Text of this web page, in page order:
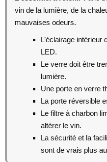
vin de la lumière, de la
mauvaises odeurs.
L’éclairage intérieur
LED.
Le verre doit être
lumière.
Une porte en verre
La porte réversible
Le filtre à charbon
altérer le vin.
La sécurité et la
sont de vrais plus